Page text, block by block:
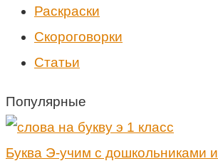
Раскраски
Скороговорки
Статьи
Популярные
Буква Э-учим с дошкольниками и